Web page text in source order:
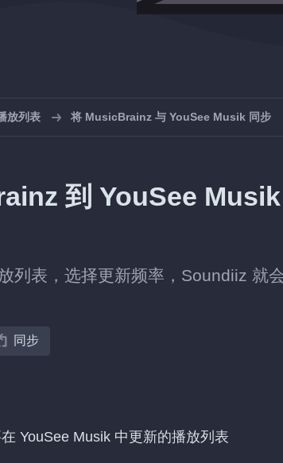
放列表 将 MusicBrainz 与 YouSee Musik 同步
到 YouSee Musik
列表，选择更新频率，Soundiiz 就
同步
YouSee Musik 中更新的播放列表